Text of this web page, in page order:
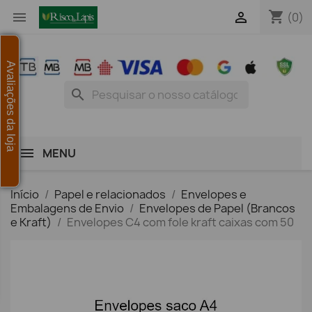
 shopping_cart (0)

search
MENU
Início Papel e relacionados
Envelopes e
Embalagens de Envio
Envelopes de Papel (Brancos
e Kraft)
Envelopes C4 com fole kraft caixas com 50
Avaliações da loja